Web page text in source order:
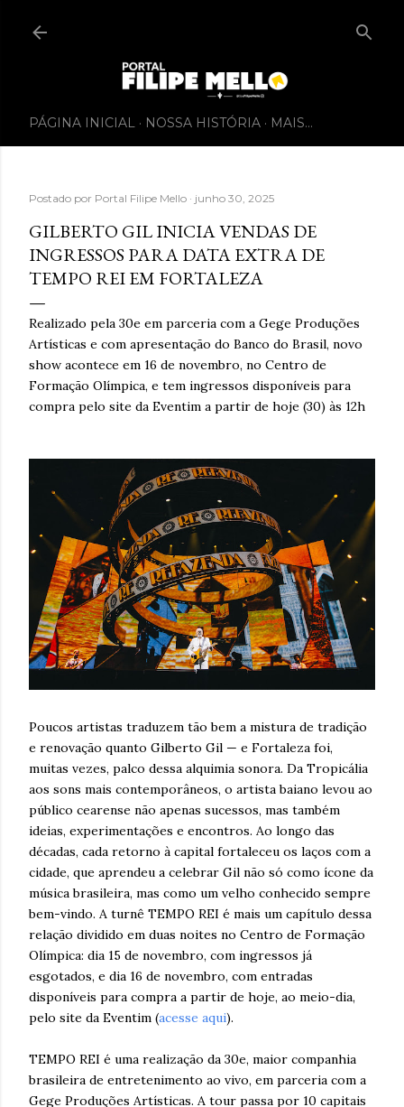
PÁGINA INICIAL NOSSA HISTÓRIA MAIS…
Postado por Portal Filipe Mello junho 30, 2025
GILBERTO GIL INICIA VENDAS DE
INGRESSOS PARA DATA EXTRA DE
TEMPO REI EM FORTALEZA
Realizado pela 30e em parceria com a Gege Produções
Artísticas e com apresentação do Banco do Brasil, novo
show acontece em 16 de novembro, no Centro de
Formação Olímpica, e tem ingressos disponíveis para
compra pelo site da Eventim a partir de hoje (30) às 12h
Poucos artistas traduzem tão bem a mistura de tradição
e renovação quanto Gilberto Gil — e Fortaleza foi,
muitas vezes, palco dessa alquimia sonora. Da Tropicália
aos sons mais contemporâneos, o artista baiano levou ao
público cearense não apenas sucessos, mas também
ideias, experimentações e encontros. Ao longo das
décadas, cada retorno à capital fortaleceu os laços com a
cidade, que aprendeu a celebrar Gil não só como ícone da
música brasileira, mas como um velho conhecido sempre
bem-vindo. A turnê TEMPO REI é mais um capítulo dessa
relação dividido em duas noites no Centro de Formação
Olímpica: dia 15 de novembro, com ingressos já
esgotados, e dia 16 de novembro, com entradas
disponíveis para compra a partir de hoje, ao meio-dia,
pelo site da Eventim (acesse aqui).
TEMPO REI é uma realização da 30e, maior companhia
brasileira de entretenimento ao vivo, em parceria com a
Gege Produções Artísticas. A tour passa por 10 capitais